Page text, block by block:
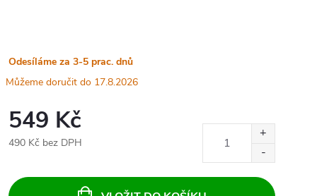
Odesíláme za 3-5 prac. dnů
17.8.2026
549 Kč
490 Kč bez DPH
cena: